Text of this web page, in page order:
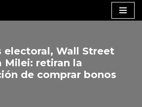
electoral, Wall Street
Milei: retiran la
de comprar bonos